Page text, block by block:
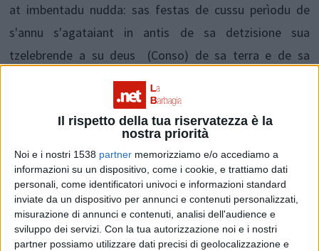
Il rispetto della tua riservatezza è la
nostra priorità
Noi e i nostri 1538 partner memorizziamo e/o accediamo a
informazioni su un dispositivo, come i cookie, e trattiamo dati
personali, come identificatori univoci e informazioni standard
inviate da un dispositivo per annunci e contenuti personalizzati,
misurazione di annunci e contenuti, analisi dell'audience e
sviluppo dei servizi. Con la tua autorizzazione noi e i nostri
partner possiamo utilizzare dati precisi di geolocalizzazione e
at imbentadu nudda: sas festas de cussu perìodu de
s'annu s'agataiant in antis de sa detzisione sua
tzelebrende a su deus (Conso) de sa terra e de sa
fertilidade. Duncas una festa pagana chi si faghiat cun
s'agabbu de sos traballos agrìculos faghende cùrrere
sos caddos e imbellende sos boes cun frores.
Condividi su:
ARGOMENTI: Lingua sarda Storia Ferragosto